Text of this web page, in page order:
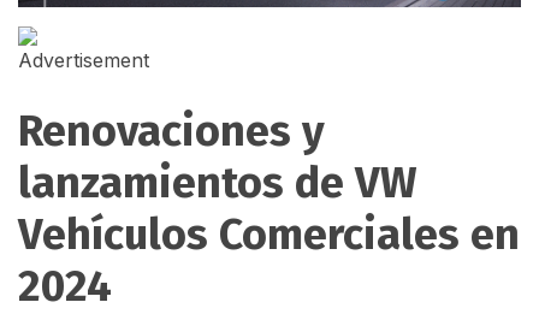
Renovaciones y
lanzamientos de VW
Vehículos Comerciales en
2024